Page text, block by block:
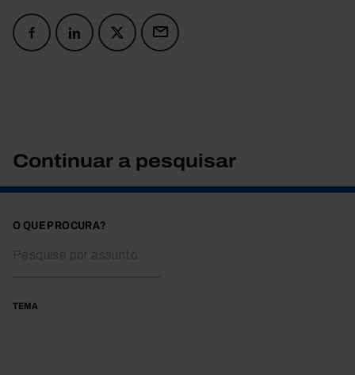
Continuar a pesquisar
O QUE PROCURA?
TEMA